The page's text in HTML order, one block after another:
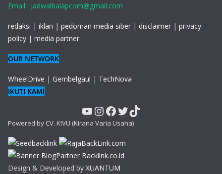
Email : jadwalbalapcom@gmail.com
redaksi | iklan | pedoman media siber | disclaimer | privacy
policy | media partner
OUR NETWORK
WheelDrive | Gembelgaul | TechNova
IKUTI KAMI
YouTube
Instagram
Facebook
Twitter
TikTok
Powered by CV. KIVU (Kirana Varia Usaha)
Design & Developed by XUANTUM